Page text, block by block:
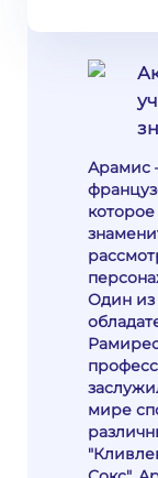
Арамис
Один из
мире